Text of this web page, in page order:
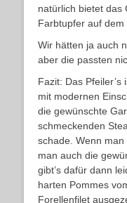
natürlich bietet das
Farbtupfer auf dem
Wir hätten ja auch
aber die passten
Fazit: Das
mit modernen
die gewünschte
schmeckenden
schade. Wenn
man auch die
gibt’s dafür dann
harten Pommes
Forellenfilet